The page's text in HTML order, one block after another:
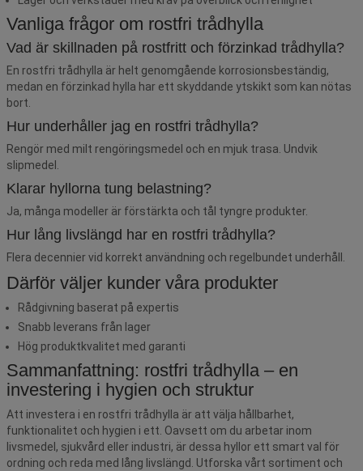
Vanliga frågor om rostfri trådhylla
Vad är skillnaden på rostfritt och förzinkad trådhylla?
En rostfri trådhylla är helt genomgående korrosionsbeständig,
medan en förzinkad hylla har ett skyddande ytskikt som kan nötas
bort.
Hur underhåller jag en rostfri trådhylla?
Rengör med milt rengöringsmedel och en mjuk trasa. Undvik
slipmedel.
Klarar hyllorna tung belastning?
Ja, många modeller är förstärkta och tål tyngre produkter.
Hur lång livslängd har en rostfri trådhylla?
Flera decennier vid korrekt användning och regelbundet underhåll.
Därför väljer kunder våra produkter
Rådgivning baserat på expertis
Snabb leverans från lager
Hög produktkvalitet med garanti
Sammanfattning: rostfri trådhylla – en
investering i hygien och struktur
Att investera i en rostfri trådhylla är att välja hållbarhet,
funktionalitet och hygien i ett. Oavsett om du arbetar inom
livsmedel, sjukvård eller industri, är dessa hyllor ett smart val för
ordning och reda med lång livslängd. Utforska vårt sortiment och